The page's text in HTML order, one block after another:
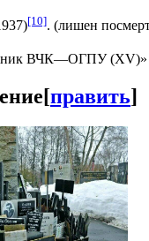
[10]. (лишен
ВЧК—ОГПУ (XV)»
[править]